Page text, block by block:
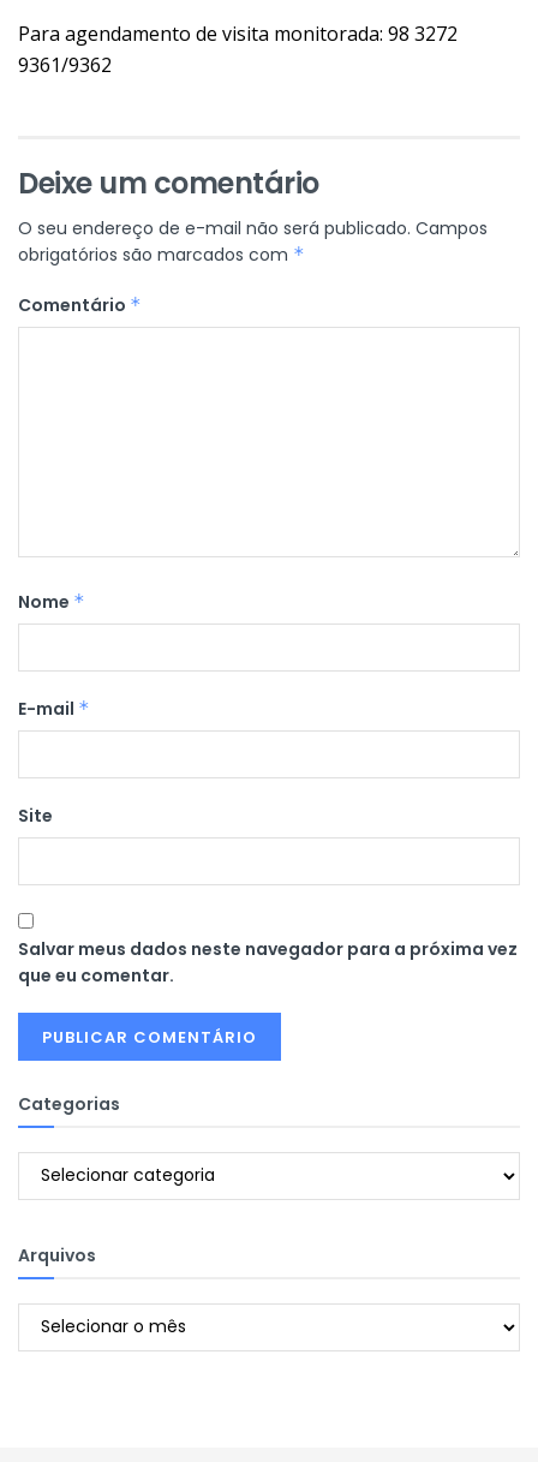
Para agendamento de visita monitorada: 98 3272
9361/9362
Deixe um comentário
O seu endereço de e-mail não será publicado. Campos
obrigatórios são marcados com *
Comentário *
Nome *
E-mail *
Site
Salvar meus dados neste navegador para a próxima vez
que eu comentar.
Categorias
Categorias
Arquivos
Arquivos